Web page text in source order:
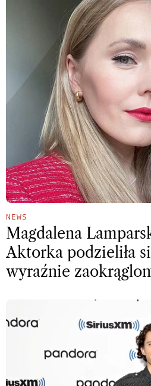
NEWS
Magdalena
Aktorka podzieliła
wyraźnie